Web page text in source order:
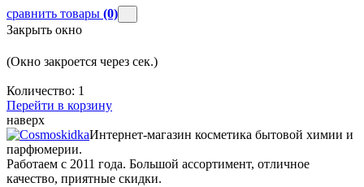
сравнить товары (0)
Закрыть окно
(Окно закроется через сек.)
Количество: 1
Перейти в корзину
наверх
Интернет-магазин косметика бытовой химии и
парфюмерии.
Работаем с 2011 года. Большой ассортимент, отличное
качество, приятные скидки.